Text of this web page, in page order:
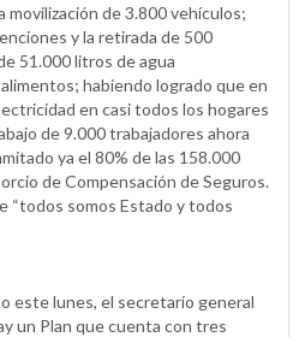
de 3.800 vehículos;
y la retirada de 500
51.000 litros de agua
habiendo logrado que en
en casi todos los hogares
de 9.000 trabajadores ahora
ya el 80% de las 158.000
de Compensación de Seguros.
“todos somos Estado y todos
este lunes, el secretario general
un Plan que cuenta con tres